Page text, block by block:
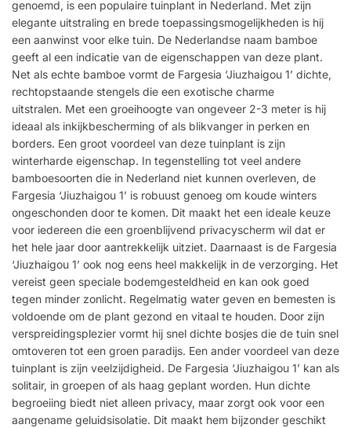
genoemd, is een populaire tuinplant in Nederland. Met zijn
elegante uitstraling en brede toepassingsmogelijkheden is hij
een aanwinst voor elke tuin. De Nederlandse naam bamboe
geeft al een indicatie van de eigenschappen van deze plant.
Net als echte bamboe vormt de Fargesia ‘Jiuzhaigou 1’ dichte,
rechtopstaande stengels die een exotische charme
uitstralen. Met een groeihoogte van ongeveer 2-3 meter is hij
ideaal als inkijkbescherming of als blikvanger in perken en
borders. Een groot voordeel van deze tuinplant is zijn
winterharde eigenschap. In tegenstelling tot veel andere
bamboesoorten die in Nederland niet kunnen overleven, de
Fargesia ‘Jiuzhaigou 1’ is robuust genoeg om koude winters
ongeschonden door te komen. Dit maakt het een ideale keuze
voor iedereen die een groenblijvend privacyscherm wil dat er
het hele jaar door aantrekkelijk uitziet. Daarnaast is de Fargesia
‘Jiuzhaigou 1’ ook nog eens heel makkelijk in de verzorging. Het
vereist geen speciale bodemgesteldheid en kan ook goed
tegen minder zonlicht. Regelmatig water geven en bemesten is
voldoende om de plant gezond en vitaal te houden. Door zijn
verspreidingsplezier vormt hij snel dichte bosjes die de tuin snel
omtoveren tot een groen paradijs. Een ander voordeel van deze
tuinplant is zijn veelzijdigheid. De Fargesia ‘Jiuzhaigou 1’ kan als
solitair, in groepen of als haag geplant worden. Hun dichte
begroeiing biedt niet alleen privacy, maar zorgt ook voor een
aangename geluidsisolatie. Dit maakt hem bijzonder geschikt